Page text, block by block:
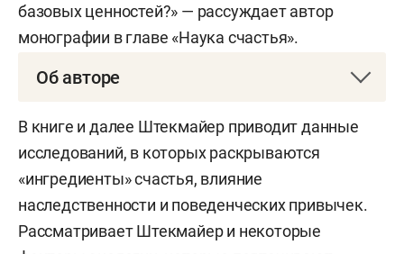
базовых ценностей?» — рассуждает автор
монографии в главе «Наука счастья».
Об авторе
хабилитированный доктор медицины Бернд
Штекмайер
несколько раз входил в список
лучших врачей Германии в области сосудистой
хирургии по версии Focus на основании
независимого сбора данных.
В книге и далее Штекмайер приводит данные
исследований, в которых раскрываются
«ингредиенты» счастья, влияние
наследственности и поведенческих привычек.
Рассматривает Штекмайер и некоторые